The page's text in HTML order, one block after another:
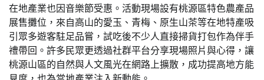
在地產業也因音樂節受惠。活動現場設有桃源區特色農產品
展售攤位，來自高山的愛玉、青梅、原生山茶等在地特產吸
引眾多遊客駐足品嘗，試吃後不少人直接掃貨打包作為伴手
禮帶回。許多民眾更透過社群平台分享現場照片與心得，讓
桃源山區的自然與人文風光在網路上擴散，成功提高地方能